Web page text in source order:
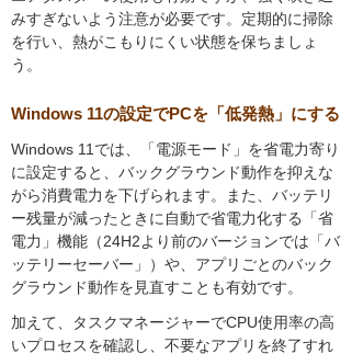
みすぎないよう注意が必要です。定期的に掃除
を行い、熱がこもりにくい状態を保ちましょ
う。
Windows 11の設定でPCを「低発熱」にする
Windows 11では、「電源モード」を省電力寄り
に設定すると、バックグラウンド動作を抑えな
がら消費電力を下げられます。また、バッテリ
ー残量が減ったときに自動で省電力化する「省
電力」機能（24H2より前のバージョンでは「バ
ッテリーセーバー」）や、アプリごとのバック
グラウンド動作を見直すことも有効です。
加えて、タスクマネージャーでCPU使用率の高
いプロセスを確認し、不要なアプリを終了すれ